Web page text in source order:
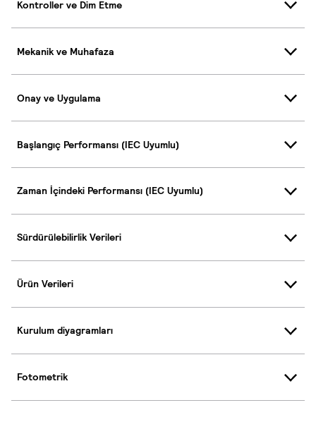
Kontroller ve Dim Etme
Mekanik ve Muhafaza
Onay ve Uygulama
Başlangıç Performansı (IEC Uyumlu)
Zaman İçindeki Performansı (IEC Uyumlu)
Sürdürülebilirlik Verileri
Ürün Verileri
Kurulum diyagramları
Fotometrik